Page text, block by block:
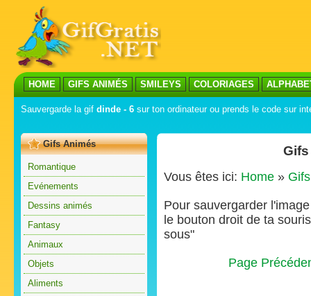
HOME GIFS ANIMÉS SMILEYS COLORIAGES
Sauvergarde la gif dinde - 6 sur ton ordinateur ou prends le code sur
Gifs Animés
Romantique
Evénements
Dessins animés
Fantasy
Animaux
Objets
Aliments
Vous êtes ici: Home »
Pour sauvergarder
le bouton droit de ta
sous"
Page